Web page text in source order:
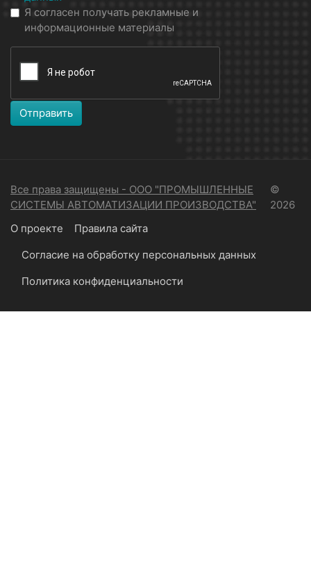
Я согласен получать рекламные и
информационные материалы
Отправить
Все права защищены - ООО "ПРОМЫШЛЕННЫЕ
СИСТЕМЫ АВТОМАТИЗАЦИИ ПРОИЗВОДСТВА"
©
2026
О проекте
Правила сайта
Согласие на обработку персональных данных
Политика конфиденциальности